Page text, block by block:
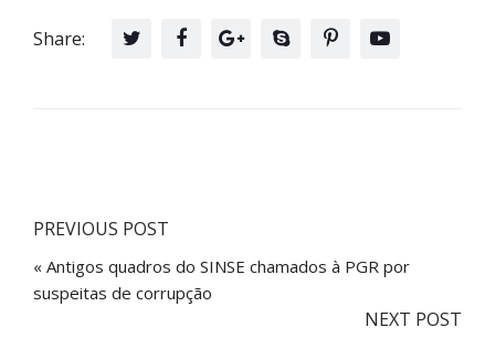
Share:
PREVIOUS POST
« Antigos quadros do SINSE chamados à PGR por
suspeitas de corrupção
NEXT POST